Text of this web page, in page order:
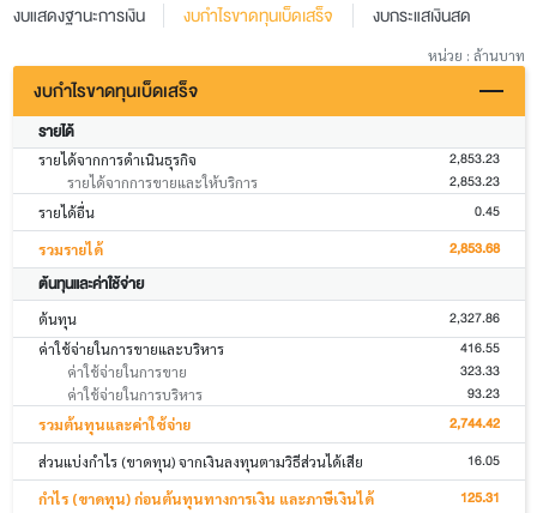
งบแสดงฐานะการเงิน งบกำไรขาดทุนเบ็ดเสร็จ งบกระแสเงินสด
หน่วย : ล้านบาท
งบกำไรขาดทุนเบ็ดเสร็จ
รายได้
รายได้จากการดำเนินธุรกิจ 2,853.23
รายได้จากการขายและให้บริการ 2,853.23
รายได้อื่น 0.45
รวมรายได้ 2,853.68
ต้นทุนและค่าใช้จ่าย
ต้นทุน 2,327.86
ค่าใช้จ่ายในการขายและบริหาร 416.55
ค่าใช้จ่ายในการขาย 323.33
ค่าใช้จ่ายในการบริหาร 93.23
รวมต้นทุนและค่าใช้จ่าย 2,744.42
ส่วนแบ่งกำไร (ขาดทุน) จากเงินลงทุนตามวิธีส่วนได้เสีย 16.05
กำไร (ขาดทุน) ก่อนต้นทุนทางการเงิน และภาษีเงินได้ 125.31